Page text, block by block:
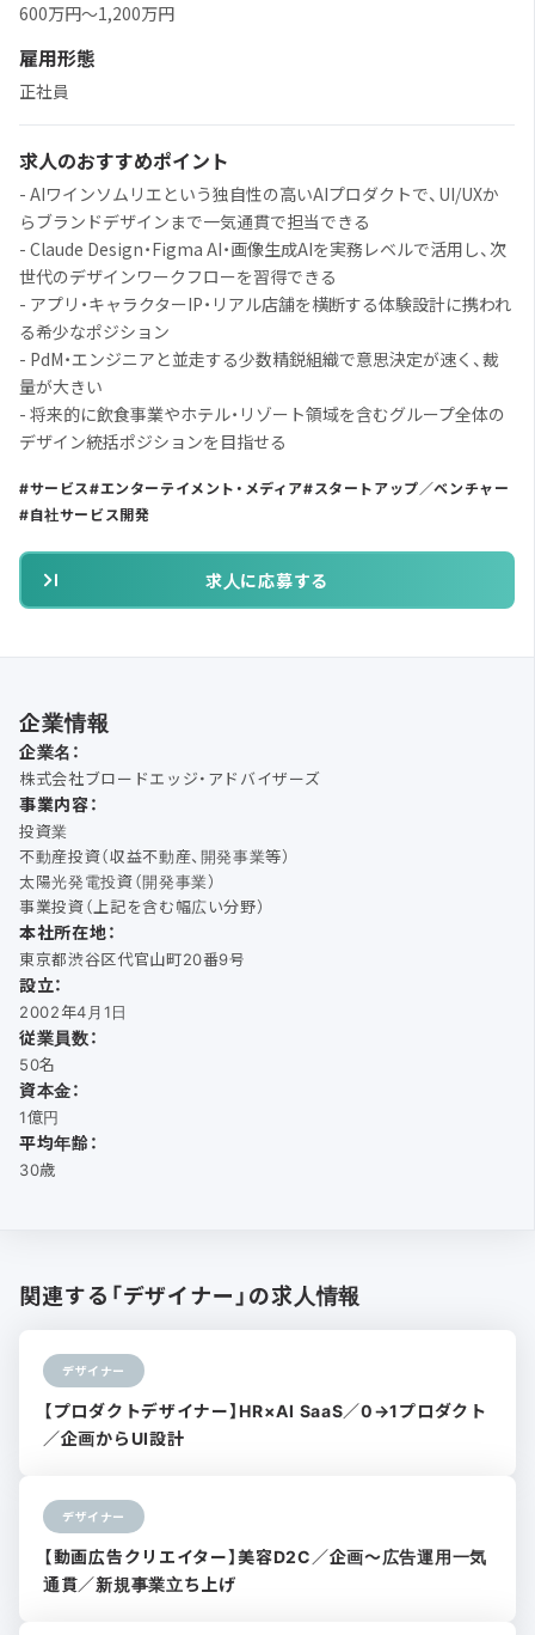
600万円～1,200万円
雇用形態
正社員
求人のおすすめポイント
- AIワインソムリエという独自性の高いAIプロダクトで、UI/UXか
らブランドデザインまで一気通貫で担当できる
- Claude Design・Figma AI・画像生成AIを実務レベルで活用し、次
世代のデザインワークフローを習得できる
- アプリ・キャラクターIP・リアル店舗を横断する体験設計に携われ
る希少なポジション
- PdM・エンジニアと並走する少数精鋭組織で意思決定が速く、裁
量が大きい
- 将来的に飲食事業やホテル・リゾート領域を含むグループ全体の
デザイン統括ポジションを目指せる
サービス エンターテイメント・メディア スタートアップ／ベンチャー
自社サービス開発
求人に応募する
企業情報
企業名：
株式会社ブロードエッジ・アドバイザーズ
事業内容：
投資業
不動産投資（収益不動産、開発事業等）
太陽光発電投資（開発事業）
事業投資（上記を含む幅広い分野）
本社所在地：
東京都渋谷区代官山町20番9号
設立：
2002年4月1日
従業員数：
50名
資本金：
1億円
平均年齢：
30歳
関連する「デザイナー」の求人情報
デザイナー
【プロダクトデザイナー】HR×AI SaaS／0→1プロダクト
／企画からUI設計
デザイナー
【動画広告クリエイター】美容D2C／企画〜広告運用一気
通貫／新規事業立ち上げ